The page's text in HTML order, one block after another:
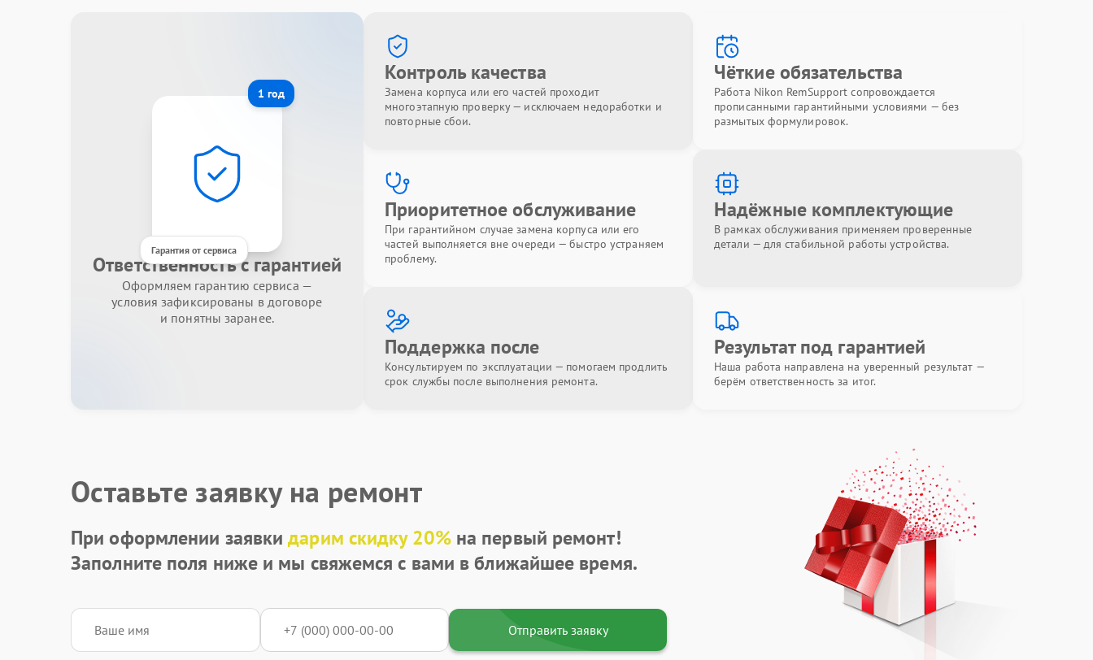
1 год
Гарантия от сервиса
Ответственность с гарантией
Оформляем гарантию сервиса —
условия зафиксированы в договоре
и понятны заранее.
Контроль качества
Замена корпуса или его частей проходит
многоэтапную проверку — исключаем недоработки и
повторные сбои.
Чёткие обязательства
Работа Nikon RemSupport сопровождается
прописанными гарантийными условиями — без
размытых формулировок.
Приоритетное обслуживание
При гарантийном случае замена корпуса или его
частей выполняется вне очереди — быстро устраняем
проблему.
Надёжные комплектующие
В рамках обслуживания применяем проверенные
детали — для стабильной работы устройства.
Поддержка после
Консультируем по эксплуатации — помогаем продлить
срок службы после выполнения ремонта.
Результат под гарантией
Наша работа направлена на уверенный результат —
берём ответственность за итог.
Оставьте заявку на ремонт
При оформлении заявкидарим скидку 20%на первый ремонт!
Заполните поля ниже и мы свяжемся с вами в ближайшее время.
Отправить заявку